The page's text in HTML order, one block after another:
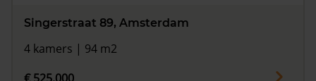
Singerstraat 89, Amsterdam
4 kamers | 94 m2